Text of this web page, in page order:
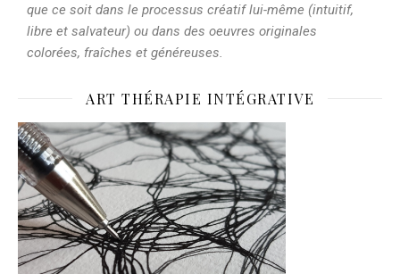
que ce soit dans le processus créatif lui-même (intuitif,
libre et salvateur) ou dans des oeuvres originales
colorées, fraîches et généreuses.
ART THÉRAPIE INTÉGRATIVE